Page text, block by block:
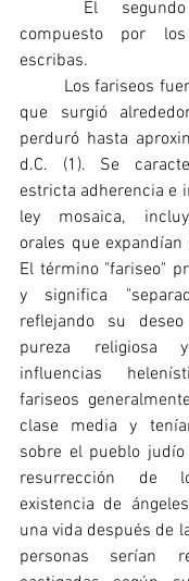
compuesto por
escribas.
que surgió
perduró hasta
d.C. (1). Se
estricta adherencia e
ley mosaica,
orales que
El término "fariseo"
y significa
reflejando su
pureza religiosa
influencias
fariseos
clase media y
sobre el pueblo judío
resurrección de
existencia de
una vida después de
personas serían